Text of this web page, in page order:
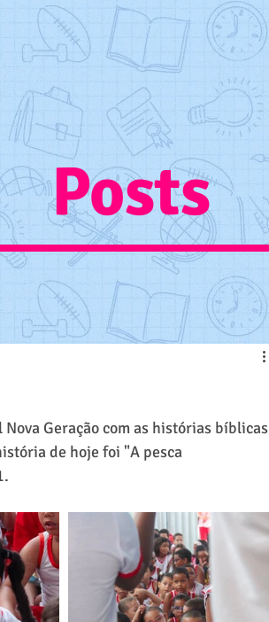
Posts
Geração com as histórias bíblicas
de hoje foi "A pesca